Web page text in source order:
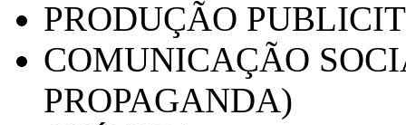
PRODUÇÃO
COMUNICAÇÃO
PROPAGANDA)